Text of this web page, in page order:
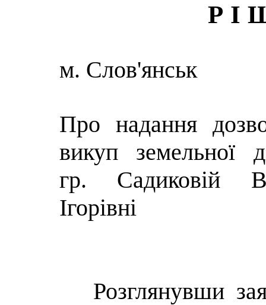
м. Слов'янськ
Про надання
викуп земельної
гр. Садиковій
Ігорівні
Розглянувши